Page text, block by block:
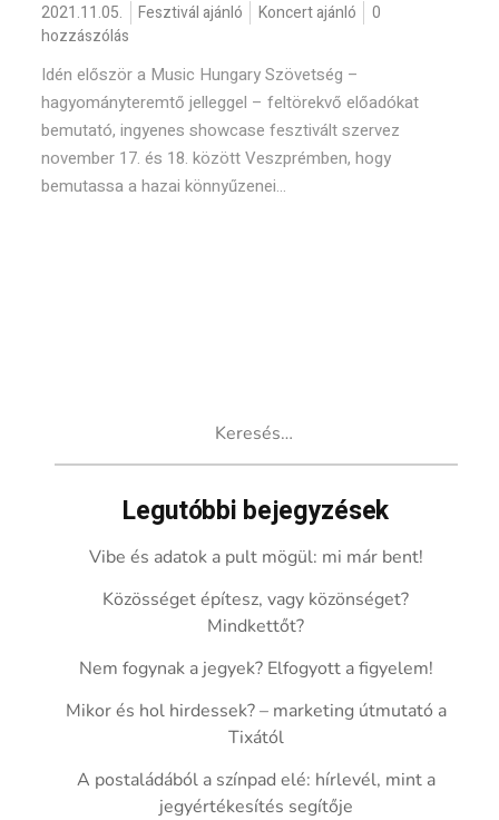
2021.11.05. Fesztivál ajánló Koncert ajánló
0
hozzászólás
Idén először a Music Hungary Szövetség –
hagyományteremtő jelleggel – feltörekvő előadókat
bemutató, ingyenes showcase fesztivált szervez
november 17. és 18. között Veszprémben, hogy
bemutassa a hazai könnyűzenei...
Legutóbbi bejegyzések
Vibe és adatok a pult mögül: mi már bent!
Közösséget építesz, vagy közönséget?
Mindkettőt?
Nem fogynak a jegyek? Elfogyott a figyelem!
Mikor és hol hirdessek? – marketing útmutató a
Tixától
A postaládából a színpad elé: hírlevél, mint a
jegyértékesítés segítője